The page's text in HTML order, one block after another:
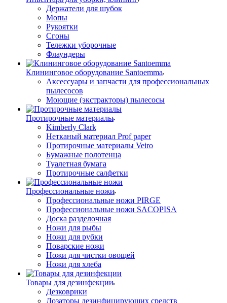
Держатели для шубок
Мопы
Рукоятки
Сгоны
Тележки уборочные
Флаундеры
Клининговое оборудование Santoemma
Аксессуары и запчасти для профессиональных
пылесосов
Моющие (экстракторы) пылесосы
Протирочные материалы
Kimberly Clark
Нетканый материал Prof paper
Протирочные материалы Veiro
Бумажные полотенца
Туалетная бумага
Протирочные салфетки
Профессиональные ножи
Профессиональные ножи PIRGE
Профессиональные ножи SACOPISA
Доска разделочная
Ножи для рыбы
Ножи для рубки
Поварские ножи
Ножи для чистки овощей
Ножи для хлеба
Товары для дезинфекции
Дезковрики
Дозаторы дезинфицирующих средств